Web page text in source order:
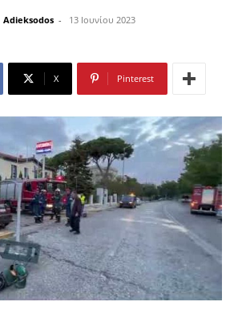
Adieksodos - 13 Ιουνίου 2023
X Pinterest